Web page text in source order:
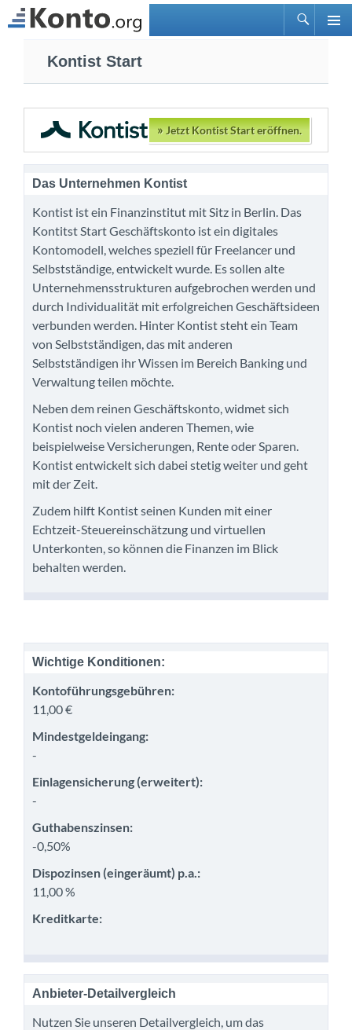
Suchen
springen
Kontist Start
»Jetzt Kontist Start eröffnen.
Das Unternehmen Kontist
Kontist ist ein Finanzinstitut mit Sitz in Berlin. Das
Kontitst Start Geschäftskonto ist ein digitales
Kontomodell, welches speziell für Freelancer und
Selbstständige, entwickelt wurde. Es sollen alte
Unternehmensstrukturen aufgebrochen werden und
durch Individualität mit erfolgreichen Geschäftsideen
verbunden werden. Hinter Kontist steht ein Team
von Selbstständigen, das mit anderen
Selbstständigen ihr Wissen im Bereich Banking und
Verwaltung teilen möchte.
Neben dem reinen Geschäftskonto, widmet sich
Kontist noch vielen anderen Themen, wie
beispielweise Versicherungen, Rente oder Sparen.
Kontist entwickelt sich dabei stetig weiter und geht
mit der Zeit.
Zudem hilft Kontist seinen Kunden mit einer
Echtzeit-Steuereinschätzung und virtuellen
Unterkonten, so können die Finanzen im Blick
behalten werden.
Wichtige Konditionen:
Kontoführungsgebühren:
11,00 €
Mindestgeldeingang:
-
Einlagensicherung (erweitert):
-
Guthabenszinsen:
-0,50%
Dispozinsen (eingeräumt) p.a.:
11,00 %
Kreditkarte:
Anbieter-Detailvergleich
Nutzen Sie unseren Detailvergleich, um das